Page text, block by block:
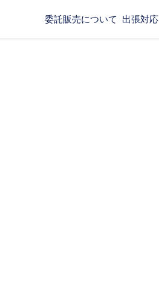
委託販売について 出張対応